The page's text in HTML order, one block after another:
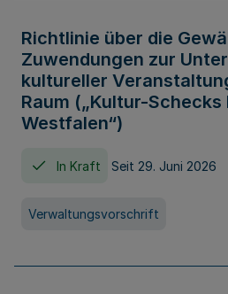
Richtlinie über die
Zuwendungen zur
kultureller
Raum („Kultur-
Westfalen“)
In Kraft Seit 29. Juni 2026
Verwaltungsvorschrift